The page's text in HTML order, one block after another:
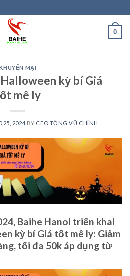
0
KHUYẾN MẠI
kỳ bí Giá
mê ly
25, 2024 BY CEO TỐNG VŨ CHÍNH
Baihe Hanoi triển khai
kỳ bí Giá tốt mê ly: Giảm
tối đa 50k áp dụng từ